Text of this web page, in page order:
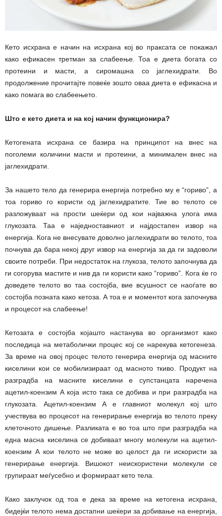
Кето исхрана е начин на исхрана кој во праксата се покажал
како ефикасен третман за слабеењe. Тоа е диета богата со
протеини и масти, а сиромашна со јаглехидрати. Во
продолжение прочитајте повеќе зошто оваа диета е ефикасна и
како помага во слабеењето.
Што е кето диета и на кој начин функционира?
Кетогената исхрана се базира на принципот на внес на
поголеми количини масти и протеини, а минимален внес на
јаглехидрати.
За нашето тело да генерира енергија потребно му е “гориво”, а
тоа гориво го користи од јаглехидратите. Тие во телото се
разложуваат на прости шеќери од кои најважна улога има
глукозата. Таа е наједноставниот и најдостапен извор на
енергија. Кога не внесувате доволно јаглехидрати во телото, тоа
почнува да бара некој друг извор на енергија за да ги задоволи
своите потреби. При недостаток на глукоза, телото започнува да
ги согорува мастите и нив да ги користи како “гориво”. Кога ќе го
доведете телото во таа состојба, вие всушност се наоѓате во
состојба позната како кетоза. А тоа е и моментот кога започнува
и процесот на слабеење!
Кетозата е состојба којашто настанува во организмот како
последица на метаболички процес кој се нарекува кетогенеза.
За време на овој процес телото генерира енергија од масните
киселини кои се мобилизираат од масното ткиво. Продукт на
разградба на масните киселини е супстанцата наречена
ацетил-коензим А која исто така се добива и при разградба на
глукозата. Ацетил-коензим А е главниот молекул кој што
учествува во процесот на генерирање енергија во телото преку
клеточното дишење. Разликата е во тоа што при разградба на
една масна киселина се добиваат многу молекули на ацетил-
коензим А кои телото не може во целост да ги искористи за
генерирање енергија. Вишокот неискористени молекули се
групираат меѓусебно и формираат кето тела.
Како заклучок од тоа е дека за време на кетогена исхрана,
бидејќи телото нема достапни шеќери за добивање на енергија,